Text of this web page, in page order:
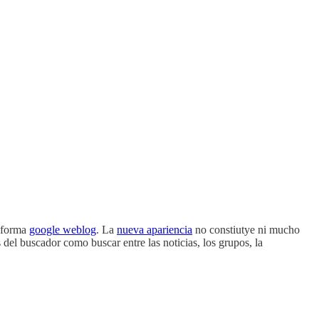
google weblog. La nueva apariencia no constiutye ni mucho
buscador como buscar entre las noticias, los grupos, la